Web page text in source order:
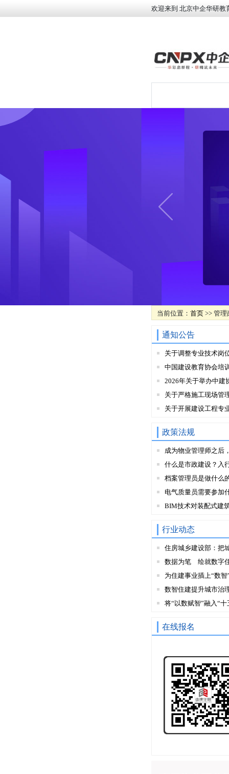
欢迎来到 北京中企华研教
当前位置： 首页 >> 管理
通知公告
关于调整专业技术岗
中国建设教育协会培
2026年关于举办中建
关于严格施工现场管
关于开展建设工程专
政策法规
成为物业管理师之后
什么是市政建设？入
档案管理员是做什么
电气质量员需要参加
BIM技术对装配式建
行业动态
住房城乡建设部：把
数据为笔 绘就数字
为住建事业插上“数智
数智住建提升城市治
将“以数赋智”融入“十
在线报名